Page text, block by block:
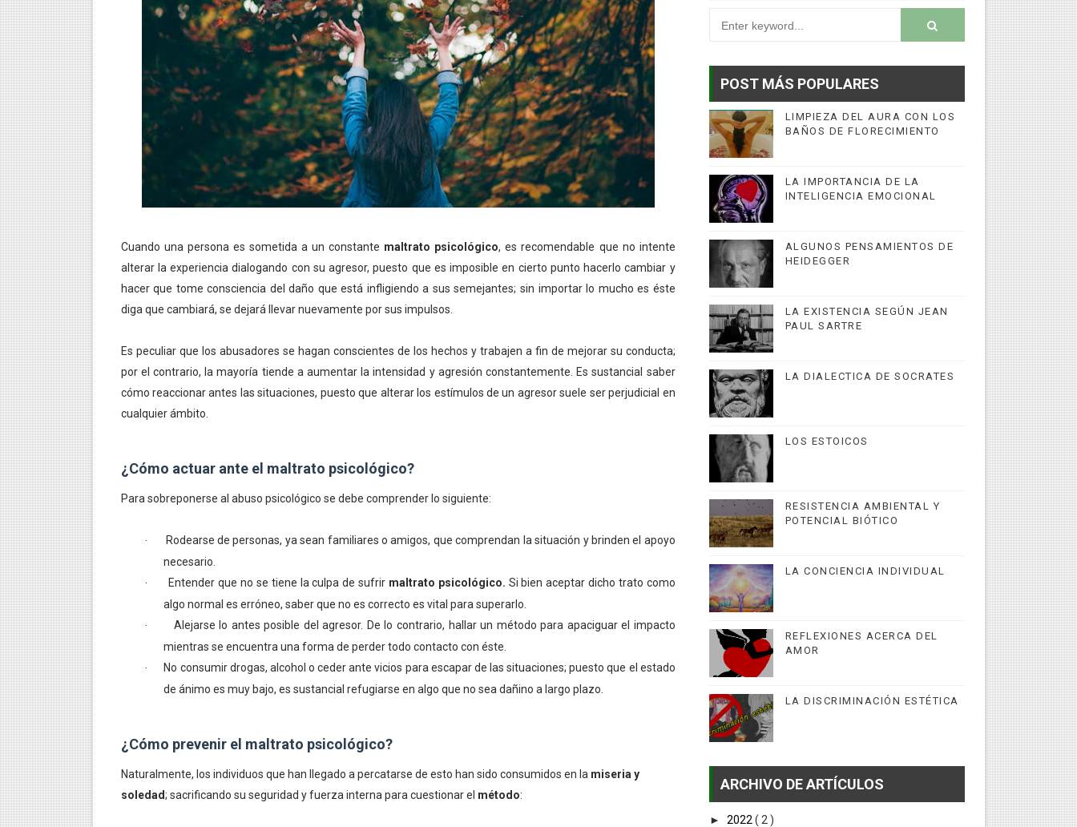
LA RIQUEZA MENTAL Y SU CORRELACIÓN CON EL MUNDO
DIFERENCIAS ENTRE EL PENSAMIENTO ORIENTAL Y OCCIDENTAL
ESTRATEGIAS PARA AGILIZAR EL APRENDIZAJE
FUNCIÓN DEL ECOMUSEO
¿CÓMO FUNCIONA LA MENTE INCONSCIENTE?
¿CÓMO SE MANIPULA LA MENTE DE LAS PERSONAS?
¿CÓMO FUNCIONA LA MENTE DE UN GENIO?
¿QUÉ TAN PODEROSA ES LA MENTE?
QUÉ ES LA CIENCIA DE LA VENTA
IMPORTANCIA DEL EQUILIBRIO ENTRE CUERPO Y MENTE
AVANCES IMPORTANTES EN LA CIENCIA DENTRO DEL SIGLO XXI
Cuando una persona es sometida a un constante maltrato psicológico, es recomendable que no intente
alterar la experiencia dialogando con su agresor, puesto que es imposible en cierto punto hacerlo cambiar y
hacer que tome consciencia del daño que está infligiendo a sus semejantes; sin importar lo mucho es éste
diga que cambiará, se dejará llevar nuevamente por sus impulsos.
Es peculiar que los abusadores se hagan conscientes de los hechos y trabajen a fin de mejorar su conducta;
por el contrario, la mayoría tiende a aumentar la intensidad y agresión constantemente. Es sustancial saber
cómo reaccionar antes las situaciones, puesto que alterar los estímulos de un agresor suele ser perjudicial en
cualquier ámbito.
¿Cómo actuar ante el maltrato psicológico?
Para sobreponerse al abuso psicológico se debe comprender lo siguiente:
·
Rodearse de personas, ya sean familiares o amigos, que comprendan la situación y brinden el apoyo
necesario.
· Entender que no se tiene la culpa de sufrir maltrato psicológico. Si bien aceptar dicho trato como
algo normal es erróneo, saber que no es correcto es vital para superarlo.
·
Alejarse lo antes posible del agresor. De lo contrario, hallar un método para apaciguar el impacto
mientras se encuentra una forma de perder todo contacto con éste.
·
No consumir drogas, alcohol o ceder ante vicios para escapar de las situaciones; puesto que el estado
de ánimo es muy bajo, es sustancial refugiarse en algo que no sea dañino a largo plazo.
¿Cómo prevenir el maltrato psicológico?
Naturalmente, los individuos que han llegado a percatarse de esto han sido consumidos en la miseria y
soledad; sacrificando su seguridad y fuerza interna para cuestionar el método:
POST MÁS POPULARES
LIMPIEZA DEL AURA CON LOS
BAÑOS DE FLORECIMIENTO
LA IMPORTANCIA DE LA
INTELIGENCIA EMOCIONAL
ALGUNOS PENSAMIENTOS DE
HEIDEGGER
LA EXISTENCIA SEGÚN JEAN
PAUL SARTRE
LA DIALECTICA DE SOCRATES
LOS ESTOICOS
RESISTENCIA AMBIENTAL Y
POTENCIAL BIÓTICO
LA CONCIENCIA INDIVIDUAL
REFLEXIONES ACERCA DEL
AMOR
LA DISCRIMINACIÓN ESTÉTICA
ARCHIVO DE ARTÍCULOS
► 2022 ( 2 )